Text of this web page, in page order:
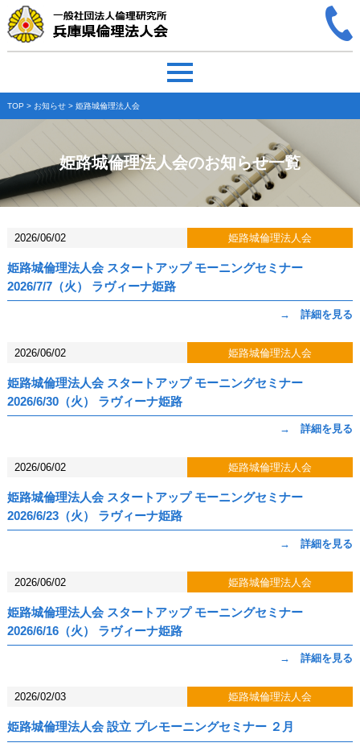
TOP > お知らせ> 姫路城倫理法人会
姫路城倫理法人会のお知らせ一覧
2026/06/02 姫路城倫理法人会
姫路城倫理法人会 スタートアップ モーニングセミナー
2026/7/7（火） ラヴィーナ姫路
→ 詳細を見る
2026/06/02 姫路城倫理法人会
姫路城倫理法人会 スタートアップ モーニングセミナー
2026/6/30（火） ラヴィーナ姫路
→ 詳細を見る
2026/06/02 姫路城倫理法人会
姫路城倫理法人会 スタートアップ モーニングセミナー
2026/6/23（火） ラヴィーナ姫路
→ 詳細を見る
2026/06/02 姫路城倫理法人会
姫路城倫理法人会 スタートアップ モーニングセミナー
2026/6/16（火） ラヴィーナ姫路
→ 詳細を見る
2026/02/03 姫路城倫理法人会
姫路城倫理法人会 設立 プレモーニングセミナー ２月